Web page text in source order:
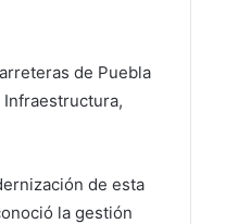
de Puebla
Infraestructura,
de esta
la gestión